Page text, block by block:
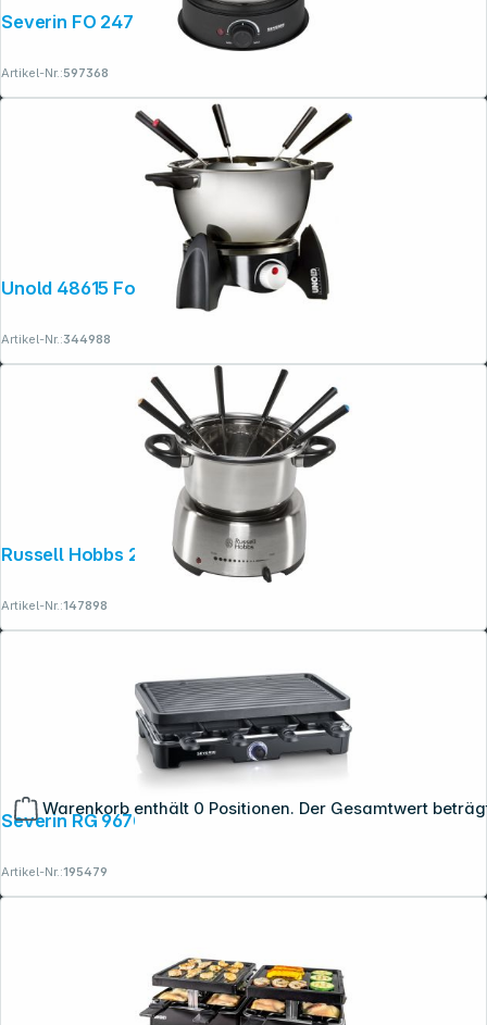
Warenkorb enthält 0 Positionen. Der Gesamtwert
Severin FO 2470 Fondue
Artikel-Nr.:597368
Unold 48615 Fondue Set
Artikel-Nr.:344988
Russell Hobbs 22560-56 Fiesta Fondue
Artikel-Nr.:147898
Severin RG 9670 Raclette Grill
Artikel-Nr.:195479